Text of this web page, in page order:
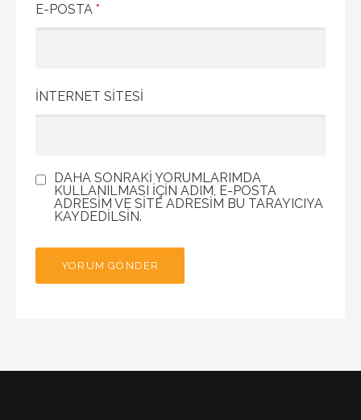
E-POSTA *
İNTERNET SITESI
DAHA SONRAKI YORUMLARIMDA
KULLANILMASI IÇIN ADIM, E-POSTA
ADRESIM VE SITE ADRESIM BU TARAYICIYA
KAYDEDILSIN.